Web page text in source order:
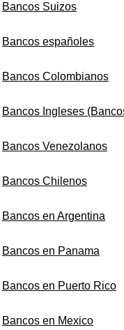
Bancos Suizos
Bancos españoles
Bancos Colombianos
Bancos Ingleses
Bancos Venezolanos
Bancos Chilenos
Bancos en Argentina
Bancos en Panama
Bancos en Puerto Rico
Bancos en Mexico